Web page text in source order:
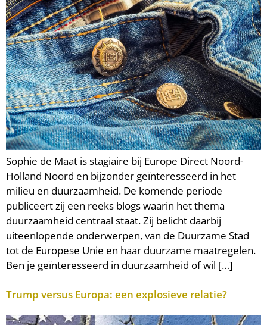
Sophie de Maat is stagiaire bij Europe Direct Noord-
Holland Noord en bijzonder geïnteresseerd in het
milieu en duurzaamheid. De komende periode
publiceert zij een reeks blogs waarin het thema
duurzaamheid centraal staat. Zij belicht daarbij
uiteenlopende onderwerpen, van de Duurzame Stad
tot de Europese Unie en haar duurzame maatregelen.
Ben je geïnteresseerd in duurzaamheid of wil […]
Trump versus Europa: een explosieve relatie?